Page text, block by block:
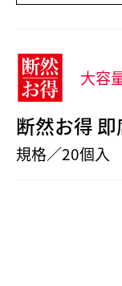
大容
断然お得
規格／20個入